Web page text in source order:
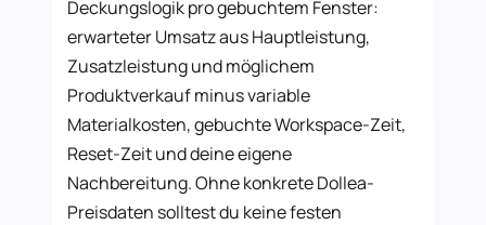
Deckungslogik pro gebuchtem Fenster:
erwarteter Umsatz aus Hauptleistung,
Zusatzleistung und möglichem
Produktverkauf minus variable
Materialkosten, gebuchte Workspace-Zeit,
Reset-Zeit und deine eigene
Nachbereitung. Ohne konkrete Dollea-
Preisdaten solltest du keine festen